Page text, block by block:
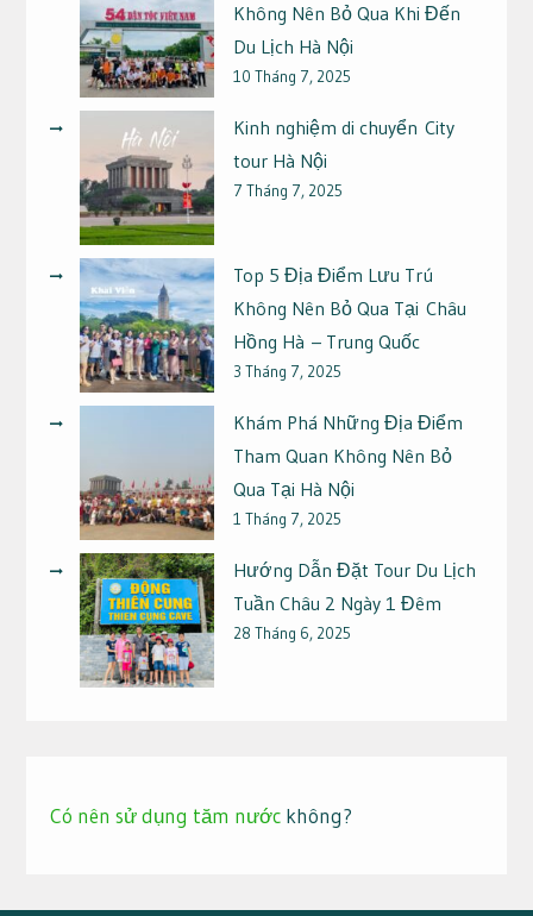
Không Nên Bỏ Qua Khi Đến
Du Lịch Hà Nội
10 Tháng 7, 2025
Kinh nghiệm di chuyển City
tour Hà Nội
7 Tháng 7, 2025
Top 5 Địa Điểm Lưu Trú
Không Nên Bỏ Qua Tại Châu
Hồng Hà – Trung Quốc
3 Tháng 7, 2025
Khám Phá Những Địa Điểm
Tham Quan Không Nên Bỏ
Qua Tại Hà Nội
1 Tháng 7, 2025
Hướng Dẫn Đặt Tour Du Lịch
Tuần Châu 2 Ngày 1 Đêm
28 Tháng 6, 2025
Có nên sử dụng tăm nướckhông?